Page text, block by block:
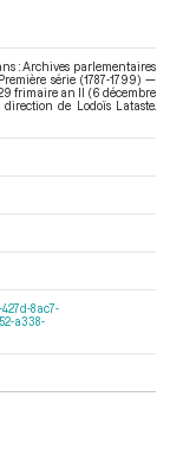
: Archives parlementaires
série (1787-1799) —
frimaire an II (6 décembre
direction de Lodoïs Lataste.
8ac7-
a338-